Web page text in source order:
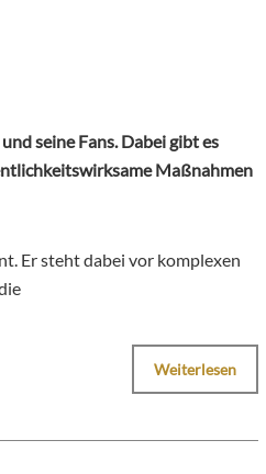
seine Fans. Dabei gibt es
Maßnahmen
Er steht dabei vor komplexen
Weiterlesen